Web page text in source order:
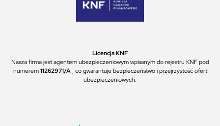
Licencja KNF
Nasza firma jest agentem ubezpieczeniowym wpisanym do rejestru KNF pod
numerem11262971/A, co gwarantuje bezpieczeństwo i przejrzystość ofert
ubezpieczeniowych.